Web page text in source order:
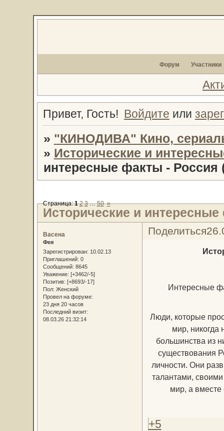
Форум Участники
Привет, Гость! Войдите или
» "КИНОДИВА" Кино,
» Исторические и
интересные факты - Россия
Исторические и
Страница:1 2 3 … 50 »
Поделиться
Васена
Фея
Зарегистрирован: 10.02.13
Приглашений: 0
Сообщений: 8645
Уважение: [+3462/-5]
Позитив: [+8693/-17]
Пол: Женский
Провел на форуме:
23 дня 20 часов
Последний визит:
08.03.26 21:32:14
Интересные
Люди, которые
мир, никогда
большинства из
существования
личности. Они
талантами,
мир, а вместе
+5